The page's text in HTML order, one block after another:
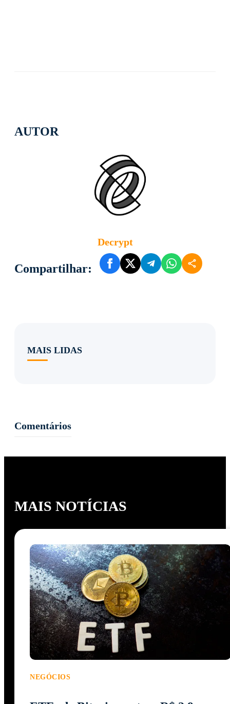
AUTOR
Decrypt
Compartilhar:
MAIS LIDAS
Comentários
MAIS NOTÍCIAS
NEGÓCIOS